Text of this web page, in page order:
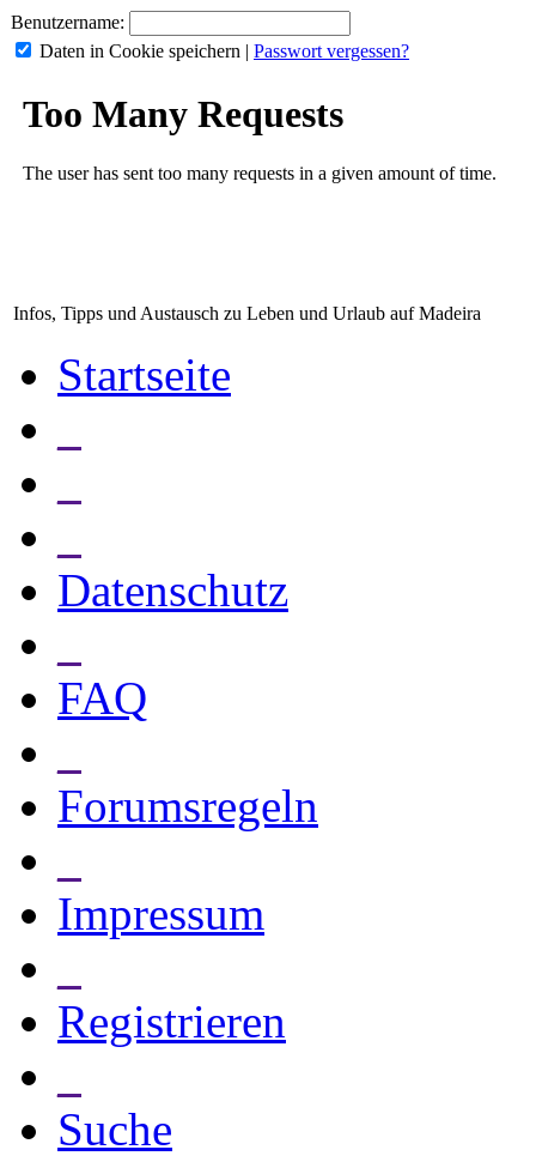
Benutzername:
Daten in Cookie speichern | Passwort vergessen?
Infos, Tipps und Austausch zu Leben und Urlaub auf Madeira
Startseite
Datenschutz
FAQ
Forumsregeln
Impressum
Registrieren
Suche